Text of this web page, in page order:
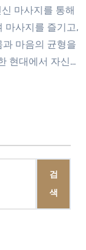
마사지를 통해
마사지를 즐기고,
마음의 균형을
현대에서 자신만
검
색